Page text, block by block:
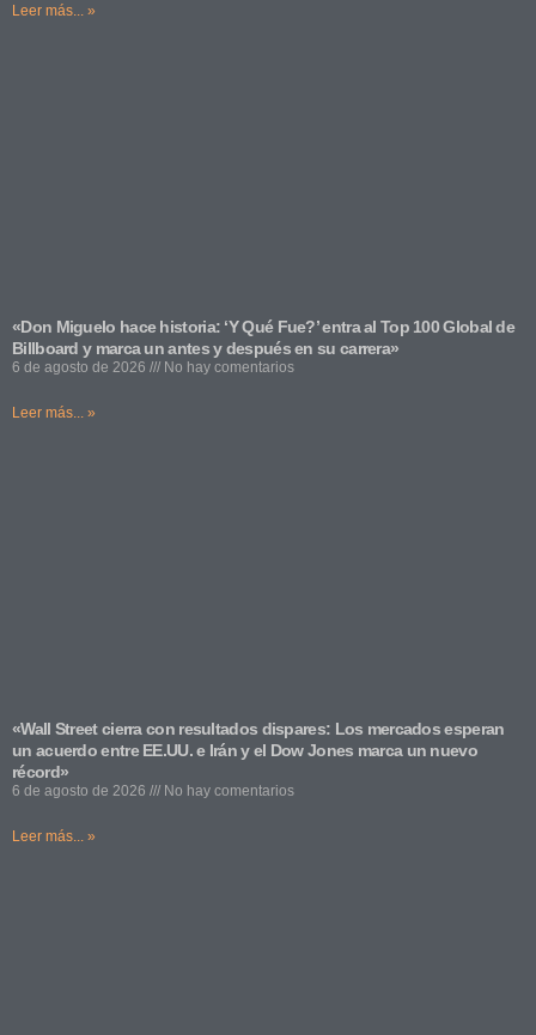
Leer más... »
«Don Miguelo hace historia: ‘Y Qué Fue?’ entra al Top 100 Global de
Billboard y marca un antes y después en su carrera»
6 de agosto de 2026 No hay comentarios
Leer más... »
«Wall Street cierra con resultados dispares: Los mercados esperan
un acuerdo entre EE.UU. e Irán y el Dow Jones marca un nuevo
récord»
6 de agosto de 2026 No hay comentarios
Leer más... »